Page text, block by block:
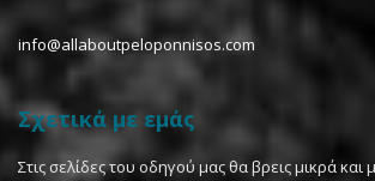
info@allaboutpeloponnisos.com
Σχετικά με εμάς
Στις σελίδες του οδηγού μας θα βρεις μικρά και